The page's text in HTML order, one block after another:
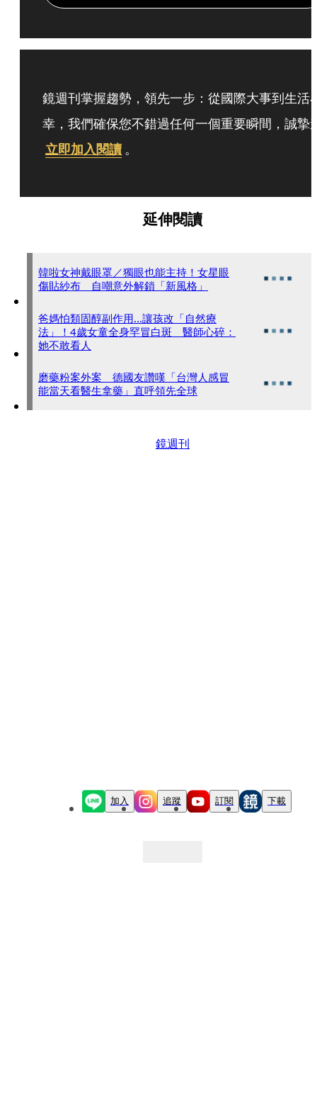
鏡週刊掌握趨勢，領先一步：從國際大事到生活
幸，我們確保您不錯過任何一個重要瞬間，誠摯
立即加入閱讀 。
延伸閱讀
韓啦女神戴眼罩／獨眼也能主持！女星眼
傷貼紗布 自嘲意外解鎖「新風格」
爸媽怕類固醇副作用...讓孩改「自然療
法」！4歲女童全身罕冒白斑 醫師心碎：
她不敢看人
磨藥粉案外案 德國友讚嘆「台灣人感冒
能當天看醫生拿藥」直呼領先全球
鏡週刊
加入 追蹤 訂閱 下載